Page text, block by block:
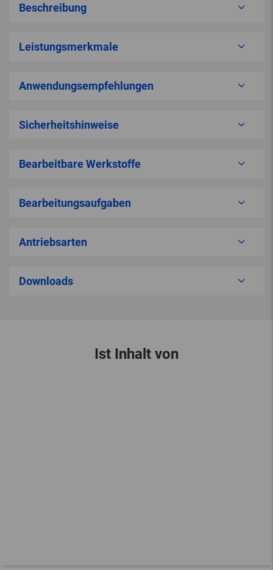
Beschreibung
Leistungsmerkmale
Anwendungsempfehlungen
Sicherheitshinweise
Bearbeitbare Werkstoffe
Bearbeitungsaufgaben
Antriebsarten
Downloads
Ist Inhalt von